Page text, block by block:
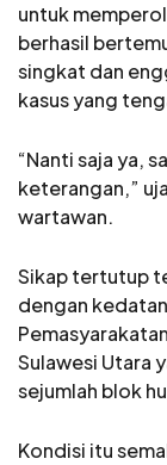
untuk
berhasil
singkat dan
kasus yang
“Nanti saja ya,
keterangan,”
wartawan.
Sikap tertutup
dengan
Sulawesi Utara
sejumlah blok
Kondisi itu